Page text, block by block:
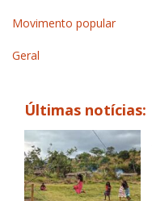
Movimento popular
Geral
Últimas notícias: